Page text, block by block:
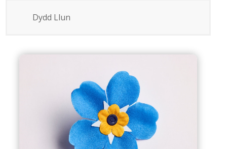
Dydd Llun